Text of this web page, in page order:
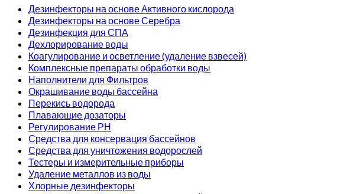
Дезинфекторы на основе Активного кислорода
Дезинфекторы на основе Серебра
Дезинфекция для СПА
Дехлорирование воды
Коагулирование и осветление (удаление взвесей)
Комплексные препараты обработки воды
Наполнители для Фильтров
Окрашивание воды бассейна
Перекись водорода
Плавающие дозаторы
Регулирование РН
Средства для консервация бассейнов
Средства для уничтожения водорослей
Тестеры и измерительные приборы
Удаление металлов из воды
Хлорные дезинфекторы